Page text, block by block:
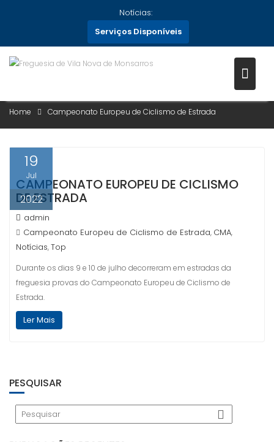
Notícias:
Serviços Disponíveis
CATEGORIA:CAMPEONATO
EUROPEU DE CICLISMO DE
Home Campeonato Europeu de Ciclismo de Estrada
19
Jul
2022
CAMPEONATO EUROPEU DE CICLISMO
DE ESTRADA
admin
Campeonato Europeu de Ciclismo de Estrada, CMA,
Notícias,Top
Durante os dias 9 e 10 de julho decorreram em estradas da
freguesia provas do Campeonato Europeu de Ciclismo de
Estrada.
Ler Mais
PESQUISAR